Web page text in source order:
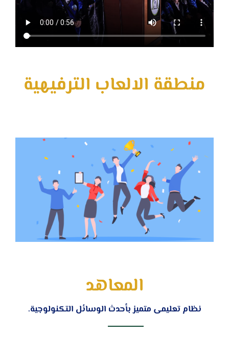
منطقة الالعاب الترفيهية
المعاهد
نظام تعليمى متميز بأحدث الوسائل التكنولوجية.